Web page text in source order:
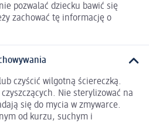
pozwalać dziecku bawić się
zachować tę informację o
czyścić wilgotną ściereczką.
Nie sterylizować na
się do mycia w zmywarce.
od kurzu, suchym i